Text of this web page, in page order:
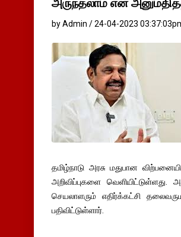
அருந்தலாம் என
by Admin / 24-04-2023
தமிழ்நாடு அரசு மதுபான
அறிவிப்புகளை வெளியிட்டுள்ளது.
செயலாளரும் எதிர்க்கட்சி
பதிவிட்டுள்ளார்.